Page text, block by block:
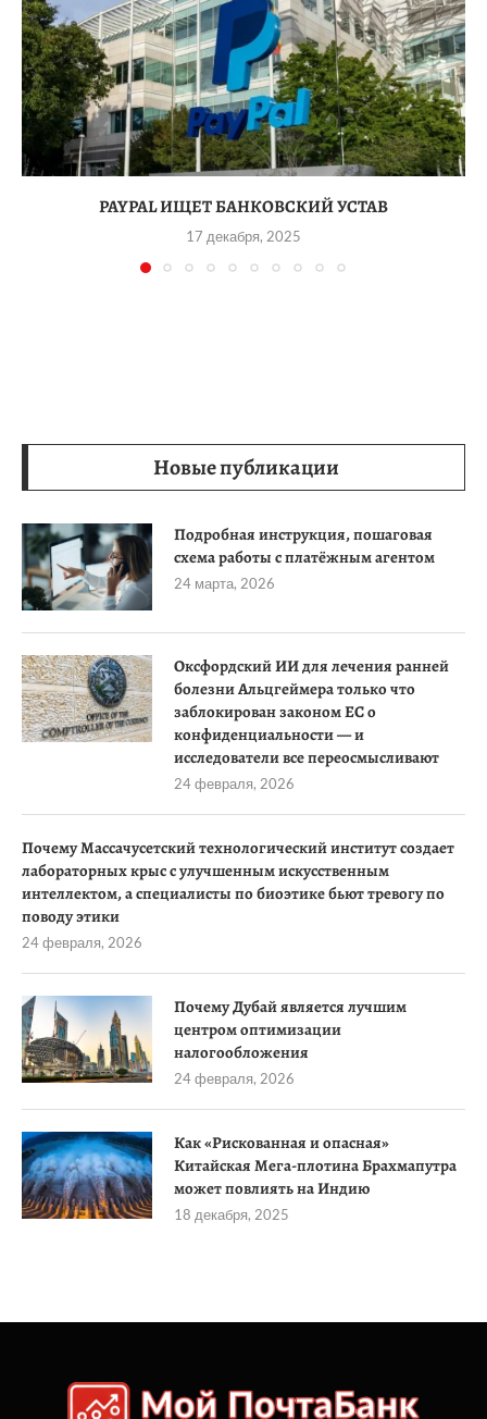
PAYPAL ИЩЕТ БАНКОВСКИЙ УСТАВ
17 декабря, 2025
Новые публикации
Подробная инструкция, пошаговая
схема работы с платёжным агентом
24 марта, 2026
Оксфордский ИИ для лечения ранней
болезни Альцгеймера только что
заблокирован законом ЕС о
конфиденциальности — и
исследователи все переосмысливают
24 февраля, 2026
Почему Массачусетский технологический институт создает
лабораторных крыс с улучшенным искусственным
интеллектом, а специалисты по биоэтике бьют тревогу по
поводу этики
24 февраля, 2026
Почему Дубай является лучшим
центром оптимизации
налогообложения
24 февраля, 2026
Как «Рискованная и опасная»
Китайская Мега-плотина Брахмапутра
может повлиять на Индию
18 декабря, 2025